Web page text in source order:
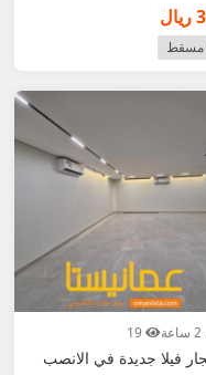
مسقط
فيلا جديدة في الانصب